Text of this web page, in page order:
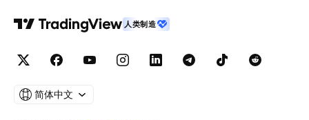
人类制造
简体中文